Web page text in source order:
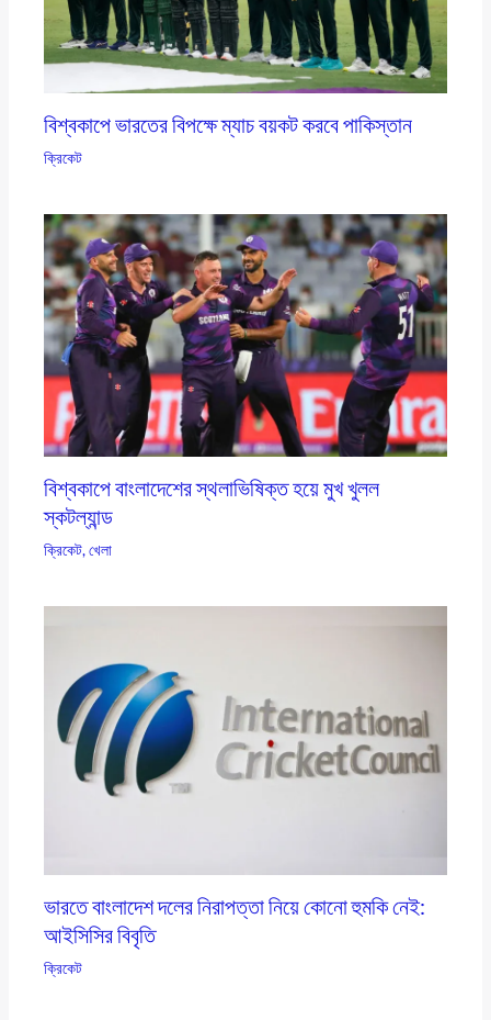
বিশ্বকাপে ভারতের বিপক্ষে ম্যাচ বয়কট করবে পাকিস্তান
ক্রিকেট
বিশ্বকাপে বাংলাদেশের স্থলাভিষিক্ত হয়ে মুখ খুলল
স্কটল্যান্ড
ক্রিকেট,খেলা
ভারতে বাংলাদেশ দলের নিরাপত্তা নিয়ে কোনো হুমকি নেই:
আইসিসির বিবৃতি
ক্রিকেট